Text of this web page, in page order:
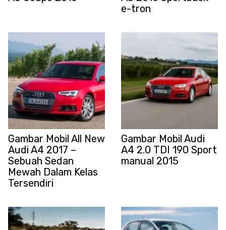
e-tron
Gambar Mobil All New
Audi A4 2017 –
Sebuah Sedan
Mewah Dalam Kelas
Tersendiri
Gambar Mobil Audi
A4 2.0 TDI 190 Sport
manual 2015